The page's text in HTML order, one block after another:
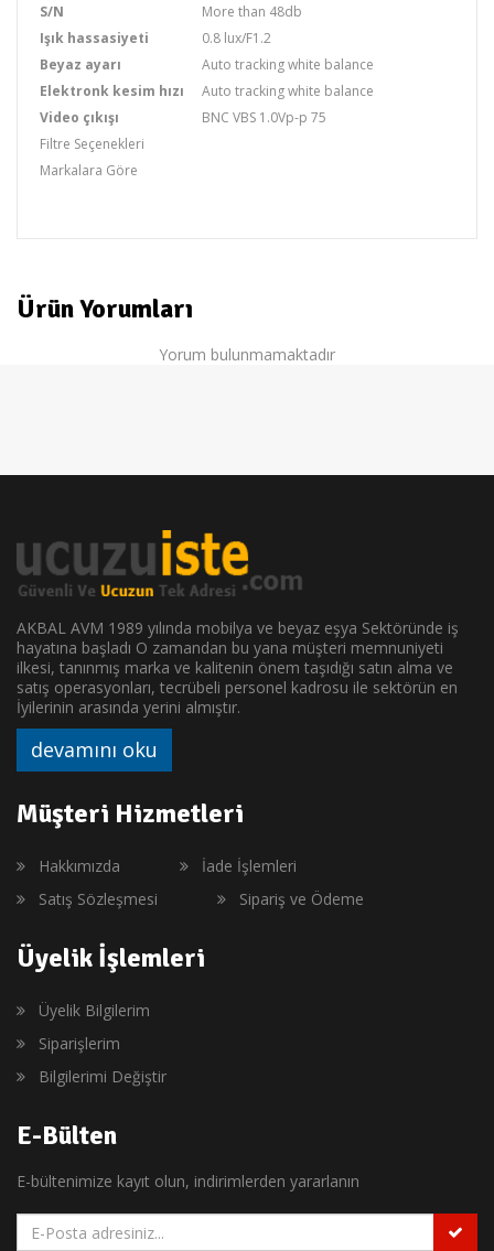
S/N
More than 48db
Işık hassasiyeti
0.8 lux/F1.2
Beyaz ayarı
Auto tracking white balance
Elektronk kesim hızı
Auto tracking white balance
Video çıkışı
BNC VBS 1.0Vp-p 75
Filtre Seçenekleri
Markalara Göre
Ürün Yorumları
Yorum bulunmamaktadır
AKBAL AVM 1989 yılında mobilya ve beyaz eşya Sektöründe iş
hayatına başladı O zamandan bu yana müşteri memnuniyeti
ilkesi, tanınmış marka ve kalitenin önem taşıdığı satın alma ve
satış operasyonları, tecrübeli personel kadrosu ile sektörün en
İyilerinin arasında yerini almıştır.
devamını oku
Müşteri Hizmetleri
Hakkımızda
İade İşlemleri
Satış Sözleşmesi
Sipariş ve Ödeme
Üyelik İşlemleri
Üyelik Bilgilerim
Siparişlerim
Bilgilerimi Değiştir
E-Bülten
E-bültenimize kayıt olun, indirimlerden yararlanın